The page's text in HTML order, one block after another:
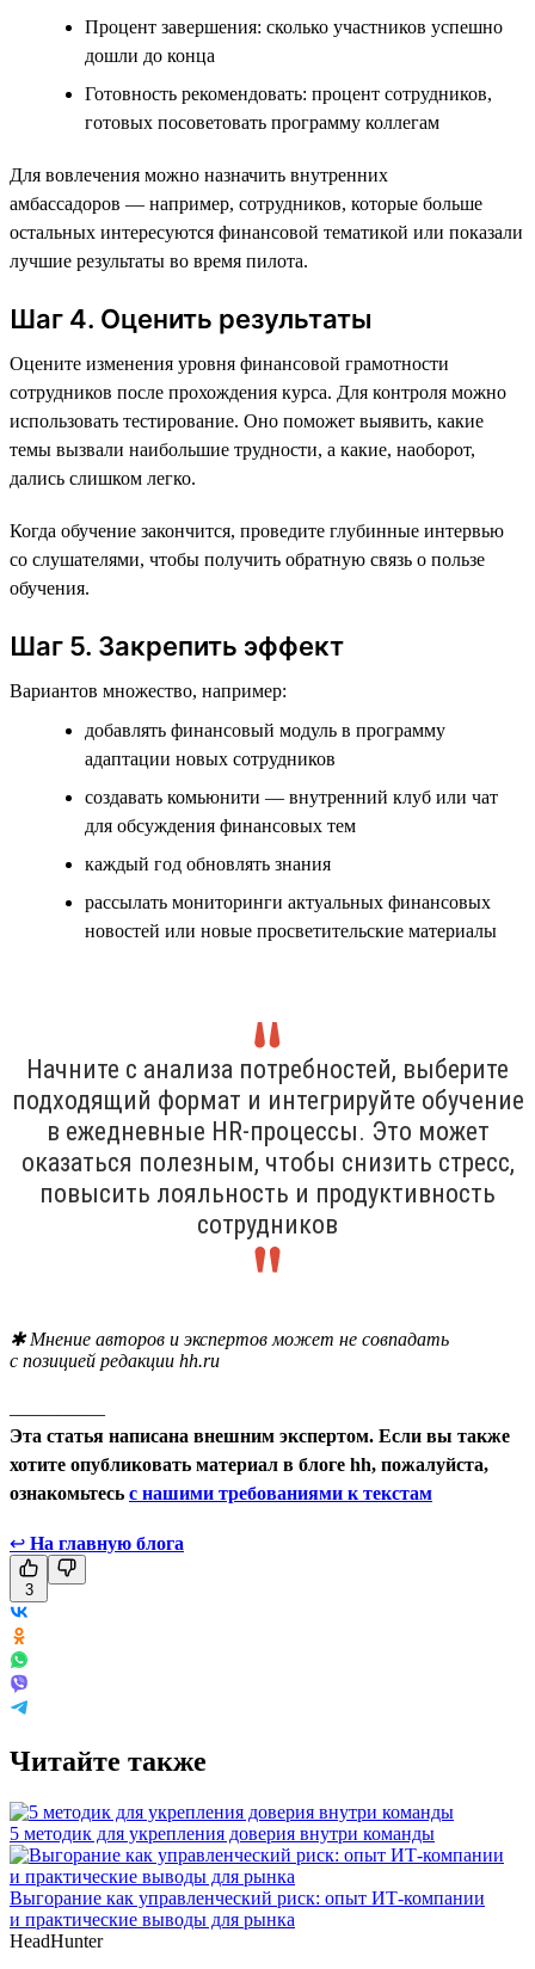
Процент завершения: сколько участников успешно
дошли до конца
Готовность рекомендовать: процент сотрудников,
готовых посоветовать программу коллегам
Для вовлечения можно назначить внутренних
амбассадоров — например, сотрудников, которые больше
остальных интересуются финансовой тематикой или показали
лучшие результаты во время пилота.
Шаг 4. Оценить результаты
Оцените изменения уровня финансовой грамотности
сотрудников после прохождения курса. Для контроля можно
использовать тестирование. Оно поможет выявить, какие
темы вызвали наибольшие трудности, а какие, наоборот,
дались слишком легко.
Когда обучение закончится, проведите глубинные интервью
со слушателями, чтобы получить обратную связь о пользе
обучения.
Шаг 5. Закрепить эффект
Вариантов множество, например:
добавлять финансовый модуль в программу
адаптации новых сотрудников
создавать комьюнити — внутренний клуб или чат
для обсуждения финансовых тем
каждый год обновлять знания
рассылать мониторинги актуальных финансовых
новостей или новые просветительские материалы
Начните с анализа потребностей, выберите
подходящий формат и интегрируйте обучение
в ежедневные HR-процессы. Это может
оказаться полезным, чтобы снизить стресс,
повысить лояльность и продуктивность
сотрудников
✱ Мнение авторов и экспертов может не совпадать
с позицией редакции hh.ru
Эта статья написана внешним экспертом. Если вы также
хотите опубликовать материал в блоге hh, пожалуйста,
ознакомьтесь с нашими требованиями к текстам
↩ На главную блога
3
Читайте также
5 методик для укрепления доверия внутри команды
Выгорание как управленческий риск: опыт ИТ-компании
и практические выводы для рынка
HeadHunter